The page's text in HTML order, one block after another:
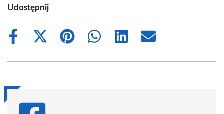
Udostępnij
Share
Share
(Twitter)
Share
Share
Share
Share